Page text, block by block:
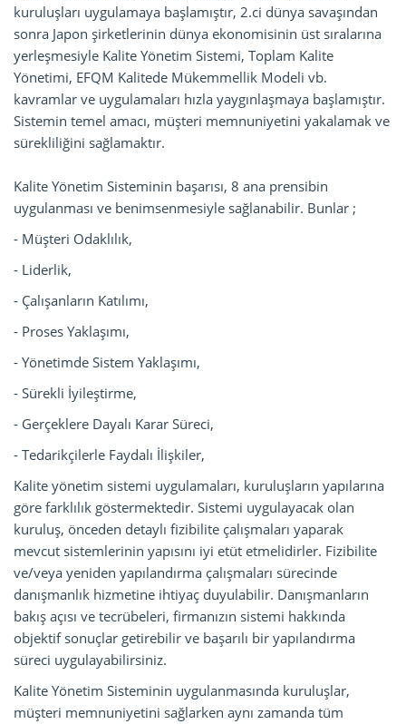
kuruluşları uygulamaya başlamıştır, 2.ci dünya savaşından
sonra Japon şirketlerinin dünya ekonomisinin üst sıralarına
yerleşmesiyle Kalite Yönetim Sistemi, Toplam Kalite
Yönetimi, EFQM Kalitede Mükemmellik Modeli vb.
kavramlar ve uygulamaları hızla yaygınlaşmaya başlamıştır.
Sistemin temel amacı, müşteri memnuniyetini yakalamak ve
sürekliliğini sağlamaktır.
Kalite Yönetim Sisteminin başarısı, 8 ana prensibin
uygulanması ve benimsenmesiyle sağlanabilir. Bunlar ;
- Müşteri Odaklılık,
- Liderlik,
- Çalışanların Katılımı,
- Proses Yaklaşımı,
- Yönetimde Sistem Yaklaşımı,
- Sürekli İyileştirme,
- Gerçeklere Dayalı Karar Süreci,
- Tedarikçilerle Faydalı İlişkiler,
Kalite yönetim sistemi uygulamaları, kuruluşların yapılarına
göre farklılık göstermektedir. Sistemi uygulayacak olan
kuruluş, önceden detaylı fizibilite çalışmaları yaparak
mevcut sistemlerinin yapısını iyi etüt etmelidirler. Fizibilite
ve/veya yeniden yapılandırma çalışmaları sürecinde
danışmanlık hizmetine ihtiyaç duyulabilir. Danışmanların
bakış açısı ve tecrübeleri, firmanızın sistemi hakkında
objektif sonuçlar getirebilir ve başarılı bir yapılandırma
süreci uygulayabilirsiniz.
Kalite Yönetim Sisteminin uygulanmasında kuruluşlar,
müşteri memnuniyetini sağlarken aynı zamanda tüm